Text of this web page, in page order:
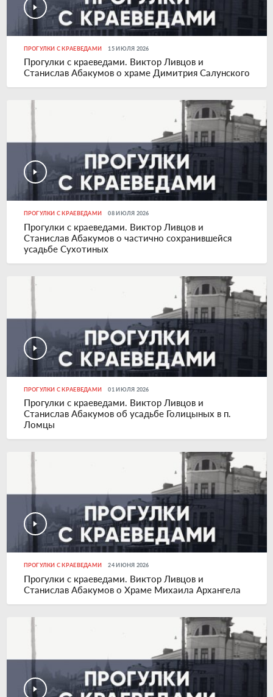
ПРОГУЛКИ С КРАЕВЕДАМИ 15 ИЮЛЯ 2026
Прогулки с краеведами. Виктор Ливцов и
Станислав Абакумов о храме Димитрия Салунского
ПРОГУЛКИ С КРАЕВЕДАМИ 08 ИЮЛЯ 2026
Прогулки с краеведами. Виктор Ливцов и
Станислав Абакумов о частично сохранившейся
усадьбе Сухотиных
ПРОГУЛКИ С КРАЕВЕДАМИ 01 ИЮЛЯ 2026
Прогулки с краеведами. Виктор Ливцов и
Станислав Абакумов об усадьбе Голицыных в п.
Ломцы
ПРОГУЛКИ С КРАЕВЕДАМИ 24 ИЮНЯ 2026
Прогулки с краеведами. Виктор Ливцов и
Станислав Абакумов о Храме Михаила Архангела